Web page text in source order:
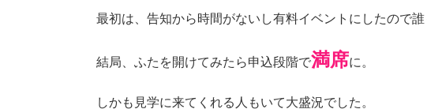
最初は、告知から時間がないし有料イベントにしたので
結局、ふたを開けてみたら申込段階で満席に。
しかも見学に来てくれる人もいて大盛況でした。